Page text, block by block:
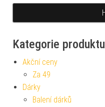
Kategorie produktu
Akční ceny
Za 49
Dárky
Balení dárků